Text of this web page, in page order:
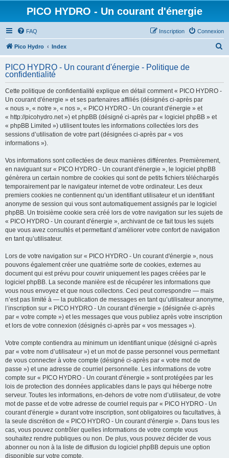
PICO HYDRO - Un courant d'énergie
FAQ Connexion
Inscription
Pico Hydro Index
h
PICO HYDRO - Un courant d'énergie - Politique de
confidentialité
Cette politique de confidentialité explique en détail comment « PICO HYDRO -
Un courant d'énergie » et ses partenaires affiliés (désignés ci-après par
« nous », « notre », « nos », « PICO HYDRO - Un courant d'énergie » et
« http://picohydro.net ») et phpBB (désigné ci-après par « logiciel phpBB » et
« phpBB Limited ») utilisent toutes les informations collectées lors des
sessions d’utilisation de votre part (désignées ci-après par « vos
informations »).
Vos informations sont collectées de deux manières différentes. Premièrement,
en naviguant sur « PICO HYDRO - Un courant d'énergie », le logiciel phpBB
génèrera un certain nombre de cookies qui sont de petits fichiers téléchargés
temporairement par le navigateur internet de votre ordinateur. Les deux
premiers cookies ne contiennent qu’un identifiant utilisateur et un identifiant
anonyme de session qui vous sont automatiquement assignés par le logiciel
phpBB. Un troisième cookie sera créé lors de votre navigation sur les sujets de
« PICO HYDRO - Un courant d'énergie », archivant de ce fait tous les sujets
que vous avez consultés et permettant d’améliorer votre confort de navigation
en tant qu’utilisateur.
Lors de votre navigation sur « PICO HYDRO - Un courant d'énergie », nous
pouvons également créer une quatrième sorte de cookies, externes au
document qui est prévu pour couvrir uniquement les pages créées par le
logiciel phpBB. La seconde manière est de récupérer les informations que
vous nous envoyez et que nous collectons. Ceci peut correspondre — mais
n’est pas limité à — la publication de messages en tant qu’utilisateur anonyme,
l’inscription sur « PICO HYDRO - Un courant d'énergie » (désignée ci-après
par « votre compte ») et les messages que vous publiez après votre inscription
et lors de votre connexion (désignés ci-après par « vos messages »).
Votre compte contiendra au minimum un identifiant unique (désigné ci-après
par « votre nom d’utilisateur ») et un mot de passe personnel vous permettant
de vous connecter à votre compte (désigné ci-après par « votre mot de
passe ») et une adresse de courriel personnelle. Les informations de votre
compte sur « PICO HYDRO - Un courant d'énergie » sont protégées par les
lois de protection des données applicables dans le pays qui héberge notre
serveur. Toutes les informations, en-dehors de votre nom d’utilisateur, de votre
mot de passe et de votre adresse de courriel requis par « PICO HYDRO - Un
courant d'énergie » durant votre inscription, sont obligatoires ou facultatives, à
la seule discrétion de « PICO HYDRO - Un courant d'énergie ». Dans tous les
cas, vous pouvez contrôler quelles informations de votre compte vous
souhaitez rendre publiques ou non. De plus, vous pouvez décider de vous
abonner ou non à la liste de diffusion du logiciel phpBB depuis une option
disponible sur votre compte.